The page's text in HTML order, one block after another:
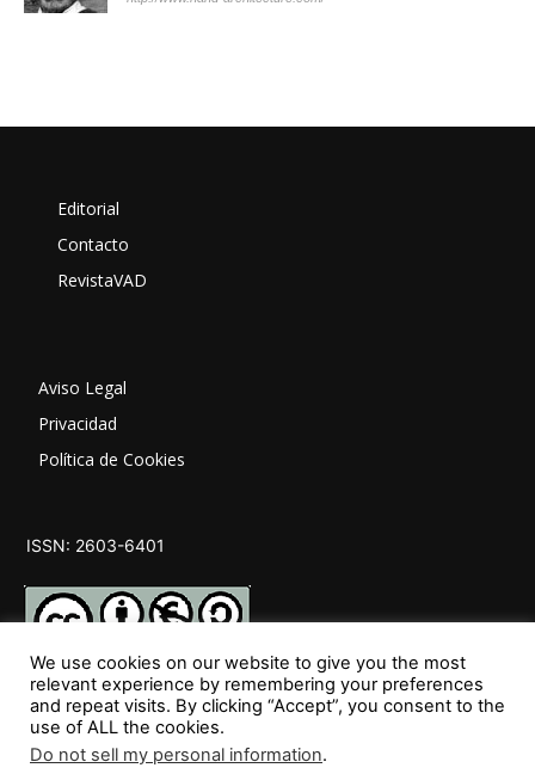
Editorial
Contacto
RevistaVAD
Aviso Legal
Privacidad
Política de Cookies
ISSN: 2603-6401
SÍGUENOS
We use cookies on our website to give you the most
relevant experience by remembering your preferences
and repeat visits. By clicking “Accept”, you consent to the
use of ALL the cookies.
Do not sell my personal information.